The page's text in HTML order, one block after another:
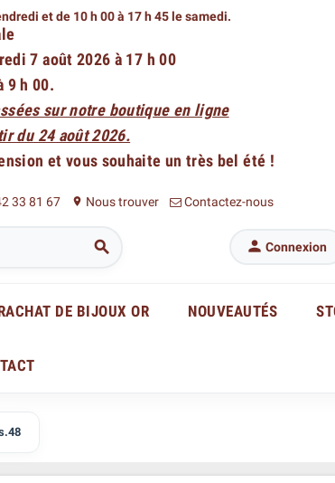
et de 10 h 00 à 17 h 45 le samedi.
7 août 2026 à 17 h 00
9 h 00.
sur notre boutique en ligne
du 24 août 2026.
et vous souhaite un très bel été !
33 81 67 place Nous trouver Contactez-nous
  Connexion
DE BIJOUX OR NOUVEAUTÉS